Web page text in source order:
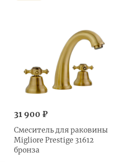
31 900 ₽
Смеситель для раковины
Migliore Prestige 31612
бронза